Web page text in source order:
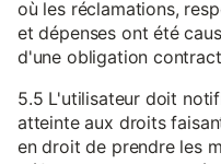
où les réclamations,
et dépenses ont été
d'une obligation
5.5 L'utilisateur doit
atteinte aux droits
en droit de prendre les